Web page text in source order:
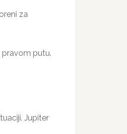
za
pravom putu.
Jupiter